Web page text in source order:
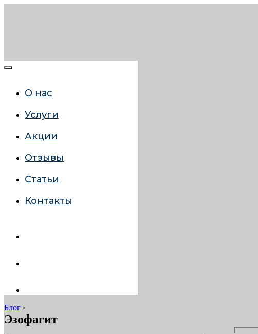
О нас
Услуги
Акции
Отзывы
Статьи
Контакты
Блог ›
Эзофагит